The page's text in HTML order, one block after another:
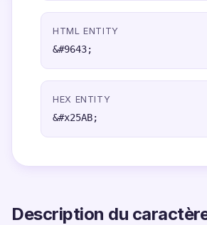
HTML ENTITY
&#9643;
HEX ENTITY
&#x25AB;
Description du